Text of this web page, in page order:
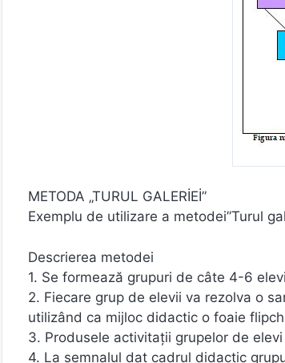
METODA „TURUL GALERİEİ”
Exemplu de utilizare a metodei”Turul
Descrierea metodei
1. Se formează grupuri de câte 4-6
2. Fiecare grup de elevii va rezolva o
utilizând ca mijloc didactic o foaie
3. Produsele activitaţii grupelor de
4. La semnalul dat cadrul didactic